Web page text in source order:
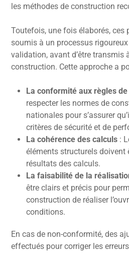
les méthodes de construction
Toutefois, une fois élaborés, ces
soumis à un processus
validation, avant d’être transmis
construction. Cette approche a
La conformité aux règles de
respecter les normes de
nationales pour s’assurer
critères de sécurité et de
La cohérence des calculs :
éléments structurels doivent
résultats des calculs.
La faisabilité de la
être clairs et précis pour
construction de réaliser
conditions.
En cas de non-conformité, des
effectués pour corriger les